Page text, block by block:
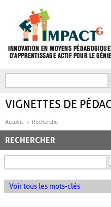
FORMULAIRE DE
VIGNETTES DE
Accueil Recherche
RECHERCHER
Voir tous les mots-clés